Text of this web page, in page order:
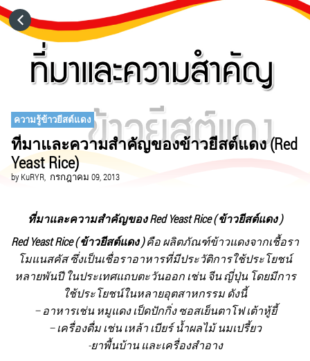
ความรู้ข้าวยีสต์แดง
ที่มาและความสำคัญของข้าวยีสต์แดง (Red
Yeast Rice)
by KuRYR, กรกฎาคม 09, 2013
ที่มาและความสำคัญของRed Yeast Rice ( ข้าวยีสต์แดง )
Red Yeast Rice ( ข้าวยีสต์แดง )คือ ผลิตภัณฑ์ข้าวแดงจากเชื้อรา
โมแนสคัส ซึ่งเป็นเชื่อราอาหารที่มีประวัติการใช้ประโยชน์
หลายพันปี ในประเทศแถบตะวันออก เช่น จีน ญี่ปุ่น โดยมีการ
ใช้ประโยชน์ในหลายอุตสาหกรรม ดังนี้
– อาหารเช่น หมูแดง เป็ดปักกิ่ง ซอสเย็นตาโฟ เต้าหู้ยี้
– เครื่องดื่ม เช่น เหล้า เบียร์ น้ำผลไม้ นมเปรี้ยว
-ยาพื้นบ้าน และเครื่องสำอาง
HOME
CATEGORIES
GO TO